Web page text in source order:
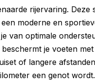
rijervaring. Deze
moderne en
van optimale
je voeten met
of langere
een genot wordt.